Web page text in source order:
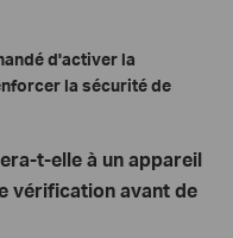
d'activer la
la sécurité de
t-elle à un appareil
vérification avant de